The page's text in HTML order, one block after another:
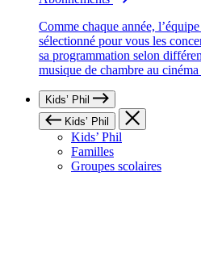
Comme chaque année,
sélectionné pour vous les
sa programmation selon
musique de chambre au
Kids’ Phil
Kids’ Phil
Kids’ Phil
Familles
Groupes scolaires